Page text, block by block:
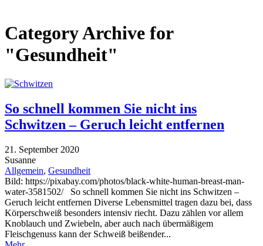
Category Archive for
"Gesundheit"
So schnell kommen Sie nicht ins
Schwitzen – Geruch leicht entfernen
21. September 2020
Susanne
Allgemein, Gesundheit
Bild: https://pixabay.com/photos/black-white-human-breast-man-
water-3581502/ So schnell kommen Sie nicht ins Schwitzen –
Geruch leicht entfernen Diverse Lebensmittel tragen dazu bei, dass
Körperschweiß besonders intensiv riecht. Dazu zählen vor allem
Knoblauch und Zwiebeln, aber auch nach übermäßigem
Fleischgenuss kann der Schweiß beißender...